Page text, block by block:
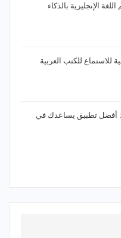
اللغة الإنجليزية بالذكاء
للاستماع للكتب العربية
أفضل تطبيق يساعدك في